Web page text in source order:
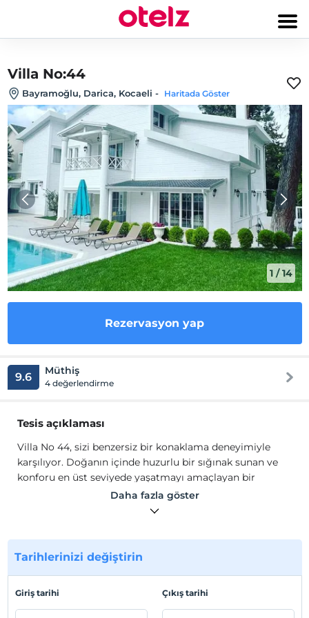
Villa No:44
Bayramoğlu, Darica, Kocaeli - Haritada Göster
1 /14
Rezervasyon yap
9.6 Müthiş
4 değerlendirme
Tesis açıklaması
Villa No 44, sizi benzersiz bir konaklama deneyimiyle
karşılıyor. Doğanın içinde huzurlu bir sığınak sunan ve
konforu en üst seviyede yaşatmayı amaçlayan bir
Geniş iç mekanları, modern olanakları ve eşsiz
gürültüsünden sıyrılmak için mükemmel bir kaçış
noktasıdır.Misafir memnuniyeti her zaman
uygun hizmet sunarak unutulmaz bir tatil deneyimi
yaşatmayı amaçlıyoruz.
Daha fazla göster
Tarihlerinizi değiştirin
Giriş tarihi Çıkış tarihi